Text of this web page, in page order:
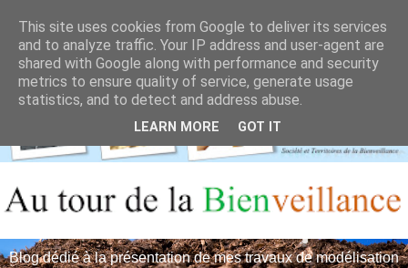
Blog dédié à la présentation de mes travaux de modélisation
This site uses cookies from Google to deliver its services
and to analyze traffic. Your IP address and user-agent are
shared with Google along with performance and security
metrics to ensure quality of service, generate usage
statistics, and to detect and address abuse.
LEARN MORE GOT IT